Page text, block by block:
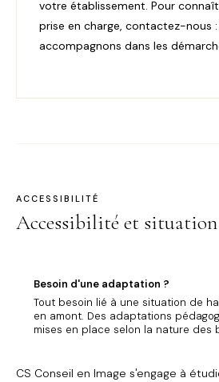
votre établissement. Pour
prise en charge, contactez-nous
accompagnons dans les
ACCESSIBILITÉ
Accessibilité et
Besoin d'une adaptation ?
Tout besoin lié à une situation de
en amont. Des adaptations
mises en place selon la nature des
CS Conseil en Image s'engage à